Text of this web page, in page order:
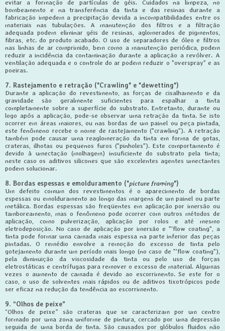
evitar a formação de partículas de géis. Cuidados na limpeza, no
bombeamento e na transferência da tinta e das resinas durante a
fabricação impedem a precipitação devida a incompatibilidades entre os
materiais nas tubulações. A manutenção dos filtros e a filtração
adequada podem eliminar géis de resinas, aglomerados de pigmentos,
fibras, etc. do produto acabado. O uso de separadores de óleo e filtros
nas linhas de ar comprimido, bem como a manutenção periódica, podem
reduzir a incidência da contaminação durante a aplicação a revólver. A
ventilação adequada e o controle do ar podem reduzir o "overspray" e as
poeiras.
7. Rastejamento e retração ("Crawling" e "dewetting")
Durante a aplicação do revestimento, as forças de cisalhamento e da
gravidade são geralmente suficientes para espalhar a tinta
completamente sobre a superfície do substrato. Entretanto, durante ou
logo após a aplicação, pode-se observar uma retração da tinta. Se isto
ocorrer em áreas maiores, ou nas bordas de um painel ou peça pintada,
este fenômeno recebe o nome de rastejamento ("crawling"). A retração
também pode causar uma reaglomeração da tinta em forma de gotas,
crateras, ilhotas ou pequenos furos ("pinholes"). Este comportamento é
devido à umectação (molhagem) insuficiente do substrato pela tinta;
neste caso os aditivos silicones que são excelentes agentes umectantes
podem solucionar.
8. Bordas espessas e emolduramento ("picture framing")
Um defeito comum dos revestimentos é o aparecimento de bordas
espessas ou emolduramento ao longo das margens de um painel ou parte
metálica. Bordas espessas são freqüentes em aplicação por imersão ou
tamboreamento, mas o fenômeno pode ocorrer com outros métodos de
aplicação, como pulverização, aplicação por rolos e até mesmo
eletrodeposição. No caso de aplicação por imersão e "'flow coating", a
tinta pode formar uma camada mais espessa na parte inferior das peças
pintadas. O remédio envolve a remoção do excesso de tinta pelo
gotejamento durante um período mais longo (no caso de "'flow coating"),
pela diminuição da viscosidade da tinta ou pelo uso de forças
eletrostáticas e centrífugas para remover o excesso de material. Algumas
vezes o aumento de camada é devido ao escorrimento. Se este for o
caso, o uso de solventes mais rápidos ou de aditivos tixotrópicos pode
ser eficaz na redução da tendência ao escorrimento.
9. “Olhos de peixe”
“Olhos de peixe” são crateras que se caracterizam por um centro
formado por uma zona uniforme de pintura, cercado por uma depressão
seguida de uma borda de tinta. São causados por glóbulos fluidos não